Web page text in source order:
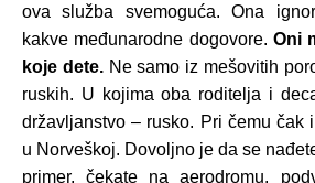
ova služba svemoguća. Ona
kakve međunarodne dogovore. Oni
koje dete.Ne samo iz mešovitih
ruskih. U kojima oba roditelja i
državljanstvo – rusko. Pri čemu čak
u Norveškoj. Dovoljno je da se
primer, čekate na aerodromu,